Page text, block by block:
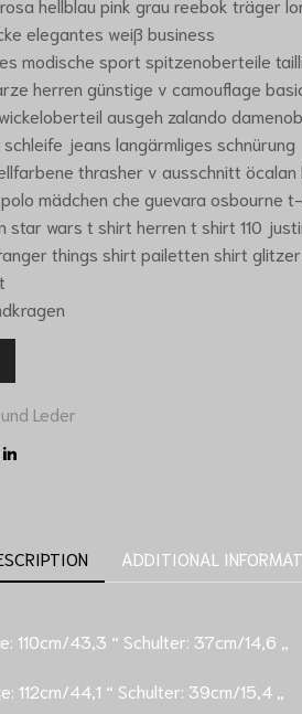
hellblau pink grau reebok träger
elegantes weiß business
modische sport spitzenoberteile
herren günstige v camouflage
ausgeh zalando
jeans langärmliges schnürung
thrasher v ausschnitt öcalan
mädchen che guevara osbourne
star wars t shirt herren t shirt 110
things shirt pailetten shirt
Leder
ADDITIONAL
43,3 “ Schulter: 37cm/14,6 „
44,1 “ Schulter: 39cm/15,4 „